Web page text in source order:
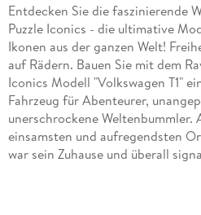
Entdecken Sie die faszinierende
Puzzle Iconics - die ultimative
Ikonen aus der ganzen Welt!
auf Rädern. Bauen Sie mit dem
Iconics Modell "Volkswagen T1"
Fahrzeug für Abenteurer,
unerschrockene Weltenbummler.
einsamsten und aufregendsten
war sein Zuhause und überall